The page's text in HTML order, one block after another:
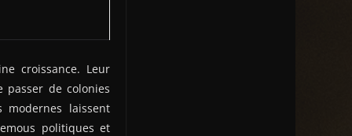
croissance. Leur
de colonies
laissent
politiques et